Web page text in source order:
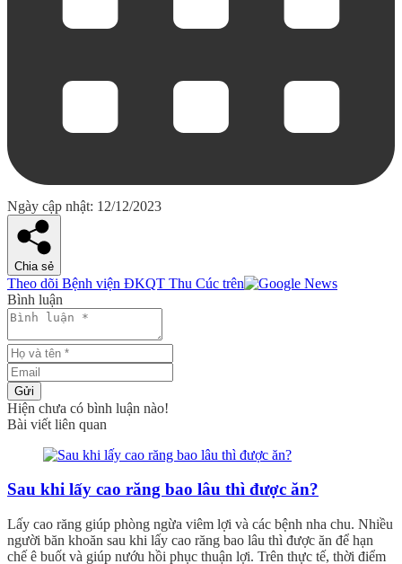
Ngày cập nhật: 12/12/2023
Chia sẻ
Theo dõi Bệnh viện ĐKQT Thu Cúc trên
Bình luận
Gửi
Hiện chưa có bình luận nào!
Bài viết liên quan
Sau khi lấy cao răng bao lâu thì được ăn?
Lấy cao răng giúp phòng ngừa viêm lợi và các bệnh nha chu. Nhiều
người băn khoăn sau khi lấy cao răng bao lâu thì được ăn để hạn
chế ê buốt và giúp nướu hồi phục thuận lợi. Trên thực tế, thời điểm